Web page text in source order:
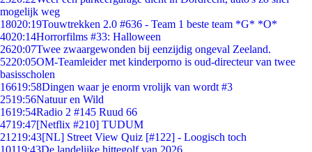
mogelijk weg
18020:19Touwtrekken 2.0 #636 - Team 1 beste team *G* *O*
4020:14Horrorfilms #33: Halloween
2620:07Twee zwaargewonden bij eenzijdig ongeval Zeeland.
5220:05OM-Teamleider met kinderporno is oud-directeur van twee
basisscholen
16619:58Dingen waar je enorm vrolijk van wordt #3
2519:56Natuur en Wild
1619:54Radio 2 #145 Ruud 66
4719:47[Netflix #210] TUDUM
21219:43[NL] Street View Quiz [#122] - Loogisch toch
10119:43De landelijke hittegolf van 2026